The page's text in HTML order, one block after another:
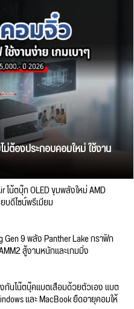
ต้องประกอบคอมใหม่ ใช้งาน
โน้ตบุ๊ก OLED ขุมพลังใหม่ AMD
บดีไซน์พรีเมียม
Gen 9 พลัง Panther Lake กราฟิก
สู้งานหนักและเกมมิ่ง
นโน๊ตบุ๊คแบตเสื่อมด้วยตัวเอง แบต
และ MacBook ยืดอายุคอมให้